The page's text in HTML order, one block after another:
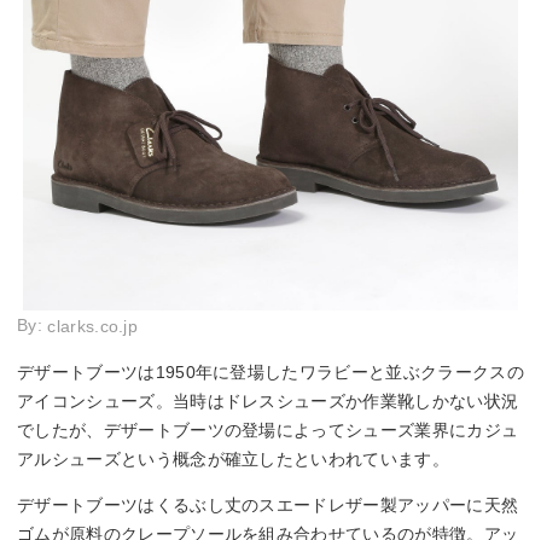
By:clarks.co.jp
デザートブーツは1950年に登場したワラビーと並ぶクラークスの
アイコンシューズ。当時はドレスシューズか作業靴しかない状況
でしたが、デザートブーツの登場によってシューズ業界にカジュ
アルシューズという概念が確立したといわれています。
デザートブーツはくるぶし丈のスエードレザー製アッパーに天然
ゴムが原料のクレープソールを組み合わせているのが特徴。アッ